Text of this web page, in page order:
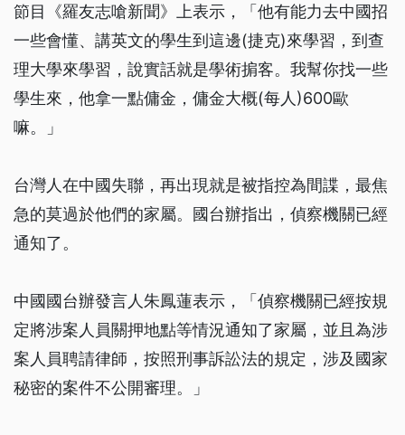
節目《羅友志嗆新聞》上表示，「他有能力去中國招
一些會懂、講英文的學生到這邊(捷克)來學習，到查
理大學來學習，說實話就是學術掮客。我幫你找一些
學生來，他拿一點傭金，傭金大概(每人)600歐
嘛。」
台灣人在中國失聯，再出現就是被指控為間諜，最焦
急的莫過於他們的家屬。國台辦指出，偵察機關已經
通知了。
中國國台辦發言人朱鳳蓮表示，「偵察機關已經按規
定將涉案人員關押地點等情況通知了家屬，並且為涉
案人員聘請律師，按照刑事訴訟法的規定，涉及國家
秘密的案件不公開審理。」